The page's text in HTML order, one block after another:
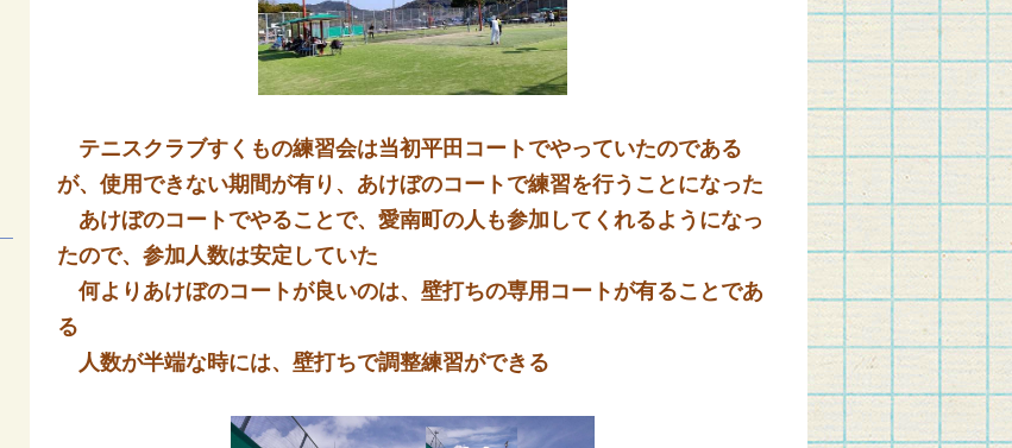
テニスクラブすくもの練習会は当初平田コートでやっていたのである
が、使用できない期間が有り、あけぼのコートで練習を行うことになった
あけぼのコートでやることで、愛南町の人も参加してくれるようになっ
たので、参加人数は安定していた
何よりあけぼのコートが良いのは、壁打ちの専用コートが有ることであ
る
人数が半端な時には、壁打ちで調整練習ができる